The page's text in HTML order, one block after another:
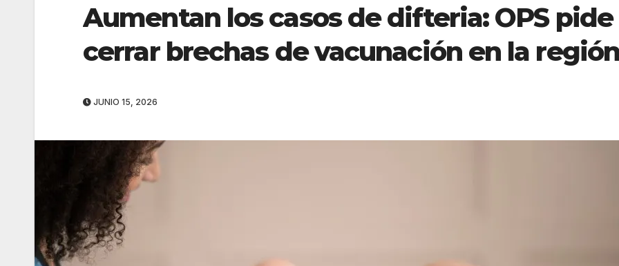
Aumentan los casos de difteria: OPS pide
cerrar brechas de vacunación en la
JUNIO 15, 2026